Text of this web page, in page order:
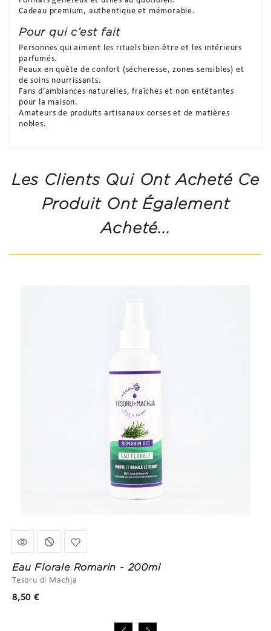
Cadeau premium, authentique et mémorable.
Pour qui c’est fait
Personnes qui aiment les rituels bien-être et les intérieurs
parfumés.
Peaux en quête de confort (sécheresse, zones sensibles) et
de soins nourrissants.
Fans d’ambiances naturelles, fraîches et non entêtantes
pour la maison.
Amateurs de produits artisanaux corses et de matières
nobles.
Les Clients Qui Ont Acheté Ce
Produit Ont Également
Acheté...
Eau Florale Romarin - 200ml
Tesoru di Machja
8,50 €